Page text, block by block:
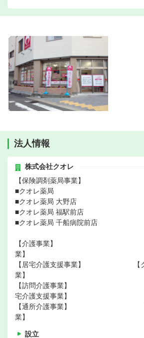
法人情報
株式会社クオレ
【保険調剤薬局事業】
■クオレ薬局
■クオレ薬局 大野店
■クオレ薬局 福駅前店
■クオレ薬局 千船病院前店
【介護事業】 【有料
業】
【居宅介護支援事業】 【グル
業】
【訪問介護事業】 【小規
宅介護支援事業】
【通所介護事業】 【配
業】
設立